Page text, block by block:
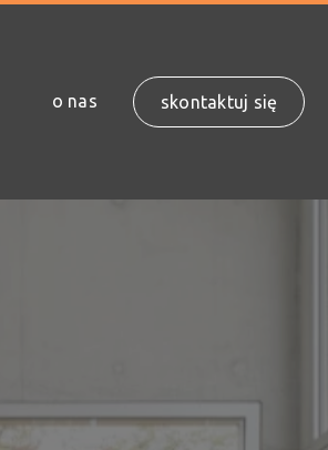
o nas skontaktuj się